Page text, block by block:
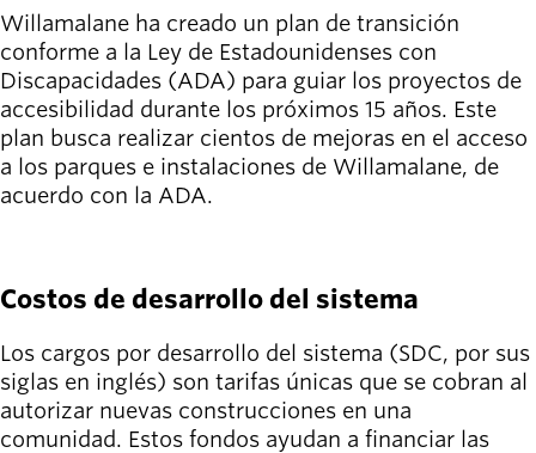
Willamalane ha creado un plan de transición
conforme a la Ley de Estadounidenses con
Discapacidades (ADA) para guiar los proyectos de
accesibilidad durante los próximos 15 años. Este
plan busca realizar cientos de mejoras en el acceso
a los parques e instalaciones de Willamalane, de
acuerdo con la ADA.
Costos de desarrollo del sistema
Los cargos por desarrollo del sistema (SDC, por sus
siglas en inglés) son tarifas únicas que se cobran al
autorizar nuevas construcciones en una
comunidad. Estos fondos ayudan a financiar las